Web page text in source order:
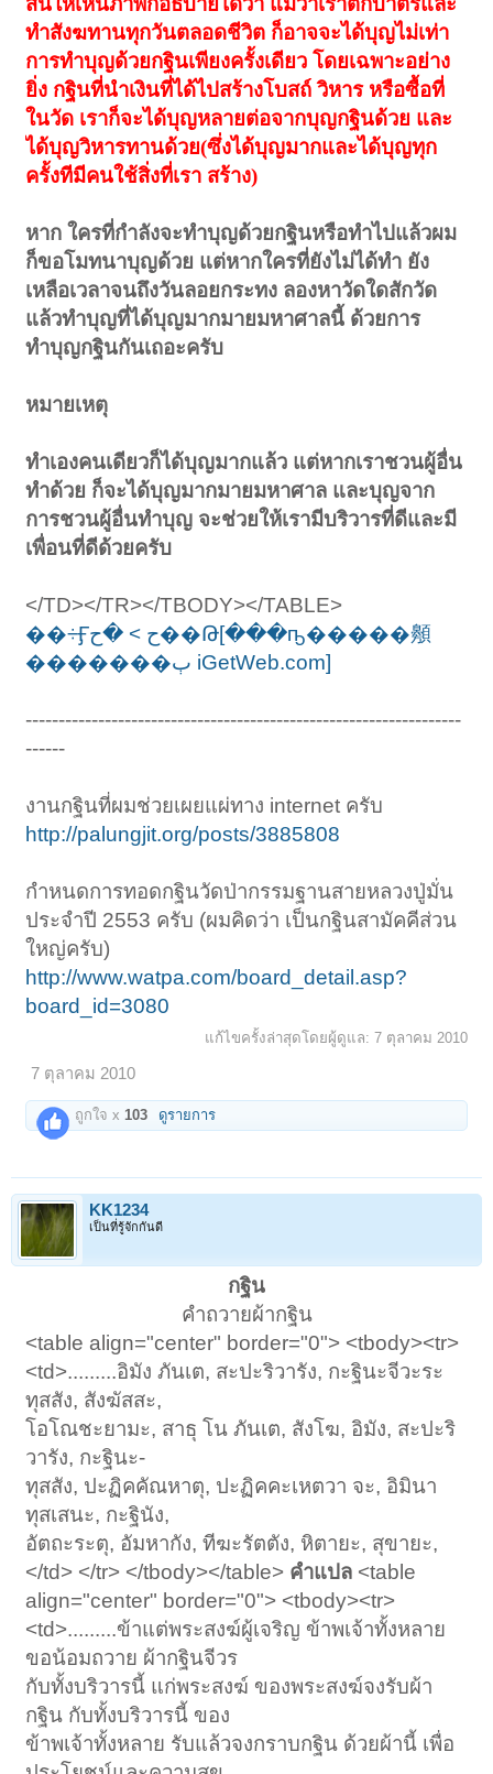
ทำสังฆทานทุกวันตลอดชีวิต ก็อาจจะได้บุญไม่เท่า
การทำบุญด้วยกฐินเพียงครั้งเดียว โดยเฉพาะอย่าง
ยิ่ง กฐินที่นำเงินที่ได้ไปสร้างโบสถ์ วิหาร หรือซื้อที่
ในวัด เราก็จะได้บุญหลายต่อจากบุญกฐินด้วย และ
ได้บุญวิหารทานด้วย(ซึ่งได้บุญมากและได้บุญทุก
ครั้งทีมีคนใช้สิ่งที่เรา สร้าง)
หาก ใครที่กำลังจะทำบุญด้วยกฐินหรือทำไปแล้วผม
ก็ขอโมทนาบุญด้วย แต่หากใครที่ยังไม่ได้ทำ ยัง
เหลือเวลาจนถึงวันลอยกระทง ลองหาวัดใดสักวัด
แล้วทำบุญที่ได้บุญมากมายมหาศาลนี้ ด้วยการ
ทำบุญกฐินกันเถอะครับ
หมายเหตุ
ทำเองคนเดียวก็ได้บุญมากแล้ว แต่หากเราชวนผู้อื่น
ทำด้วย ก็จะได้บุญมากมายมหาศาล และบุญจาก
การชวนผู้อื่นทำบุญ จะช่วยให้เรามีบริวารที่ดีและมี
เพื่อนที่ดีด้วยครับ
</TD></TR></TBODY></TABLE>
��÷Ӻح > �ح��Թ[���ҧ�����䫵
�������ٻ iGetWeb.com]
------------------------------------------------------------------
------
งานกฐินที่ผมช่วยเผยแผ่ทาง internet ครับ
http://palungjit.org/posts/3885808
กำหนดการทอดกฐินวัดป่ากรรมฐานสายหลวงปู่มั่น
ประจำปี 2553 ครับ (ผมคิดว่า เป็นกฐินสามัคคีส่วน
ใหญ่ครับ)
http://www.watpa.com/board_detail.asp?
board_id=3080
แก้ไขครั้งล่าสุดโดยผู้ดูแล: 7 ตุลาคม 2010
7 ตุลาคม 2010
ถูกใจ x103 ดูรายการ
KK1234
เป็นที่รู้จักกันดี
กฐิน
คำถวายผ้ากฐิน​
<table align="center" border="0"> <tbody><tr>
<td>.........อิมัง ภันเต, สะปะริวารัง, กะฐินะจีวะระ
ทุสสัง, สังฆัสสะ,
โอโณชะยามะ, สาธุ โน ภันเต, สังโฆ, อิมัง, สะปะริ
วารัง, กะฐินะ-
ทุสสัง, ปะฏิคคัณหาตุ, ปะฏิคคะเหตวา จะ, อิมินา
ทุสเสนะ, กะฐินัง,
อัตถะระตุ, อัมหากัง, ทีฆะรัตตัง, หิตายะ, สุขายะ,
</td> </tr> </tbody></table> คำแปล <table
align="center" border="0"> <tbody><tr>
<td>.........ข้าแต่พระสงฆ์ผู้เจริญ ข้าพเจ้าทั้งหลาย
ขอน้อมถวาย ผ้ากฐินจีวร
กับทั้งบริวารนี้ แก่พระสงฆ์ ของพระสงฆ์จงรับผ้า
กฐิน กับทั้งบริวารนี้ ของ
ข้าพเจ้าทั้งหลาย รับแล้วจงกราบกฐิน ด้วยผ้านี้ เพื่อ